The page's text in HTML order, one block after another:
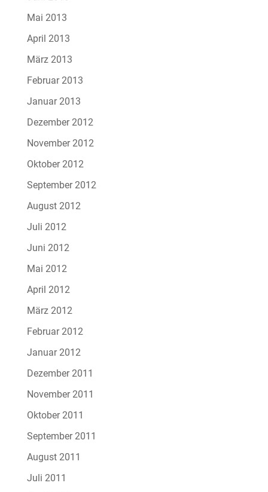
Mai 2013
April 2013
März 2013
Februar 2013
Januar 2013
Dezember 2012
November 2012
Oktober 2012
September 2012
August 2012
Juli 2012
Juni 2012
Mai 2012
April 2012
März 2012
Februar 2012
Januar 2012
Dezember 2011
November 2011
Oktober 2011
September 2011
August 2011
Juli 2011